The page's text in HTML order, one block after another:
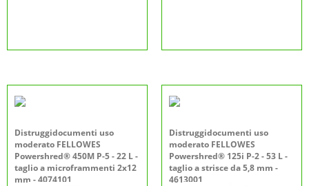
Distruggidocumenti uso
moderato FELLOWES
Powershred® 450M P-5 - 22 L -
taglio a microframmenti 2x12
mm - 4074101
Distruggidocumenti uso
moderato FELLOWES
Powershred® 125i P-2 - 53 L -
taglio a strisce da 5,8 mm -
4613001